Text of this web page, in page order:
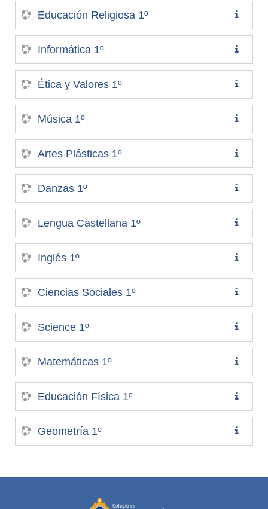
Educación Religiosa 1º
Informática 1º
Ética y Valores 1º
Música 1º
Artes Plásticas 1º
Danzas 1º
Lengua Castellana 1º
Inglés 1º
Ciencias Sociales 1º
Science 1º
Matemáticas 1º
Educación Física 1º
Geometría 1º